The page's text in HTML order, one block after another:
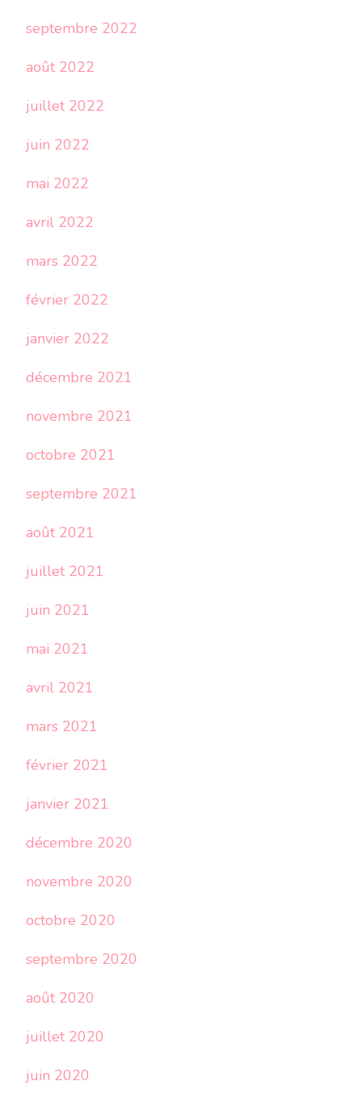
septembre 2022
août 2022
juillet 2022
juin 2022
mai 2022
avril 2022
mars 2022
février 2022
janvier 2022
décembre 2021
novembre 2021
octobre 2021
septembre 2021
août 2021
juillet 2021
juin 2021
mai 2021
avril 2021
mars 2021
février 2021
janvier 2021
décembre 2020
novembre 2020
octobre 2020
septembre 2020
août 2020
juillet 2020
juin 2020